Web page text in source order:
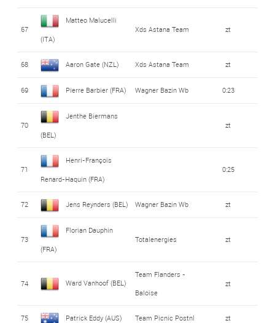
67
Matteo Malucelli
(ITA)
Xds Astana Team zt
68 Aaron Gate (NZL) Xds Astana Team zt
69 Pierre Barbier (FRA) Wagner Bazin Wb 0:23
70
Jenthe Biermans
(BEL)
zt
71
Henri-François
Renard-Haquin (FRA)
0:25
72 Jens Reynders (BEL) Wagner Bazin Wb zt
73
Florian Dauphin
(FRA)
Totalenergies zt
74 Ward Vanhoof (BEL)
Team Flanders -
Baloise
zt
75 Patrick Eddy (AUS) Team Picnic Postnl zt